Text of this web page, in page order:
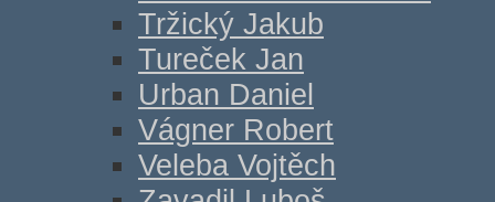
Tržický Jakub
Tureček Jan
Urban Daniel
Vágner Robert
Veleba Vojtěch